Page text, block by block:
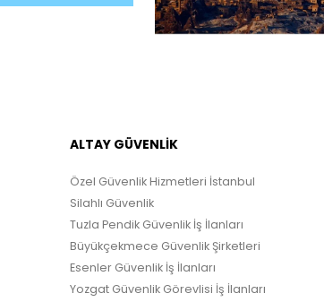
ALTAY GÜVENLİK
Özel Güvenlik Hizmetleri İstanbul
Silahlı Güvenlik
Tuzla Pendik Güvenlik İş İlanları
Büyükçekmece Güvenlik Şirketleri
Esenler Güvenlik İş İlanları
Yozgat Güvenlik Görevlisi İş İlanları